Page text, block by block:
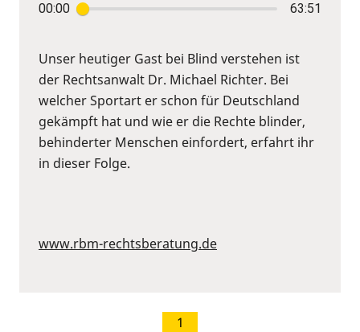
00:00 63:51
Unser heutiger Gast bei Blind verstehen ist
der Rechtsanwalt Dr. Michael Richter. Bei
welcher Sportart er schon für Deutschland
gekämpft hat und wie er die Rechte blinder,
behinderter Menschen einfordert, erfahrt ihr
in dieser Folge.
www.rbm-rechtsberatung.de
1